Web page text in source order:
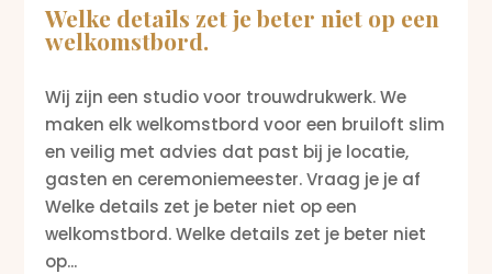
Welke details zet je beter niet op een
welkomstbord.
Wij zijn een studio voor trouwdrukwerk. We
maken elk welkomstbord voor een bruiloft slim
en veilig met advies dat past bij je locatie,
gasten en ceremoniemeester. Vraag je je af
Welke details zet je beter niet op een
welkomstbord. Welke details zet je beter niet
op...